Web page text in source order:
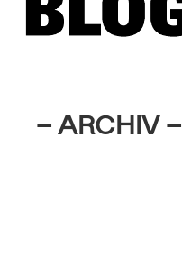
– ARCHIV –